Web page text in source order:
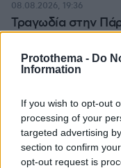
Protothema - Do
Information
If you wish to opt-out
processing of your
targeted advertising
section to confirm
opt-out request is
Τραγωδία στην
beach bar,
08.08.2026, 19:36